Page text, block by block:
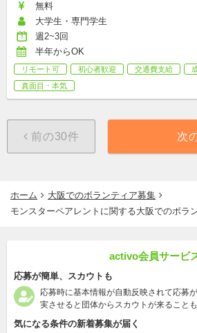
無料
大学生・専門学生
週2~3回
半年からOK
リモート可 初心者歓迎 交通費支給
真面目・本気
前の30件 次
ホーム
大阪でのボランティア募集
モンスターペアレントに関する大阪でのボラ
activo会員サービ
応募が簡単、スカウトも
応募時に基本情報が自動反映されて応募
実させると団体からスカウトが来ることも
気になる条件の新着募集が届く